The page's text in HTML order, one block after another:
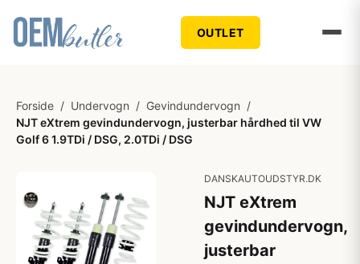
OUTLET
Forside / Undervogn / Gevindundervogn /
NJT eXtrem gevindundervogn, justerbar hårdhed til VW
Golf 6 1.9TDi / DSG, 2.0TDi / DSG
DANSKAUTOUDSTYR.DK
NJT eXtrem
gevindundervogn,
justerbar